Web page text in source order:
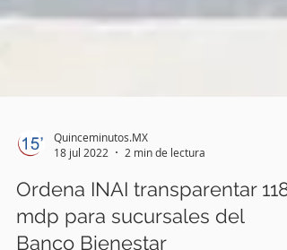
Quinceminutos.MX
18 jul 2022
2 min de lectura